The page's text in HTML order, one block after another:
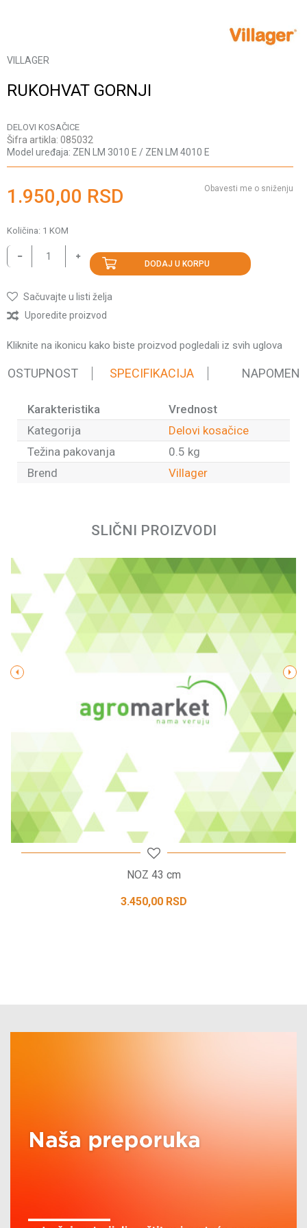
VILLAGER
RUKOHVAT GORNJI
DELOVI KOSAČICE
Šifra artikla: 085032
Model uređaja: ZEN LM 3010 E / ZEN LM 4010 E
1.950,00 RSD Obavesti me o sniženju
Količina: 1 KOM
DODAJ U KORPU
Sačuvajte u listi želja
Uporedite proizvod
Kliknite na ikonicu kako biste proizvod pogledali iz svih uglova
SPECIFIKACIJA NAPOMENA
Karakteristika
Vrednost
Kategorija
Delovi kosačice
Težina pakovanja
0.5 kg
Brend
Villager
Poruka
SLIČNI PROIZVODI
NOZ 43 cm
3.450,00 RSD